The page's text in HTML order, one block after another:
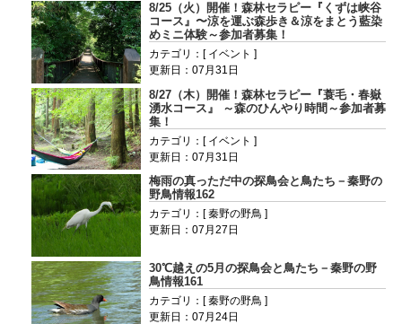
8/25（火）開催！森林セラピー『くずは峡谷
コース』〜涼を運ぶ森歩き＆涼をまとう藍染
めミニ体験～参加者募集！
カテゴリ：[ イベント ]
更新日：07月31日
8/27（木）開催！森林セラピー『蓑毛・春嶽
湧水コース』 ～森のひんやり時間～参加者募
集！
カテゴリ：[ イベント ]
更新日：07月31日
梅雨の真っただ中の探鳥会と鳥たち－秦野の
野鳥情報162
カテゴリ：[ 秦野の野鳥 ]
更新日：07月27日
30℃越えの5月の探鳥会と鳥たち－秦野の野
鳥情報161
カテゴリ：[ 秦野の野鳥 ]
更新日：07月24日